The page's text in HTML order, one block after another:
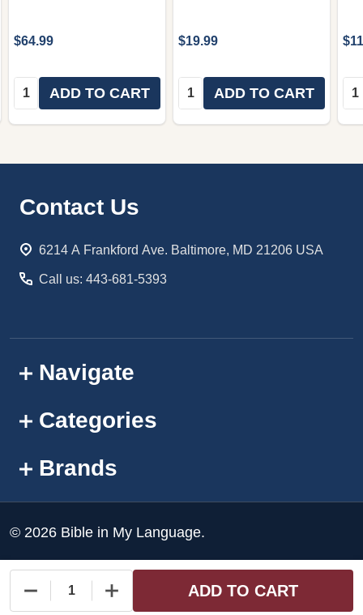
DECREASE QUANTITY OF UNDEFINED
INCREASE QUANTITY OF UNDEFINED
ADD TO CART
$64.99
Quantity:ADD TO CART
$19.99
Quantity:ADD TO CART
Footer
Contact Us
6214 A Frankford Ave. Baltimore, MD 21206 USA
Call us: 443-681-5393
Navigate
Categories
Brands
© 2026 Bible in My Language.